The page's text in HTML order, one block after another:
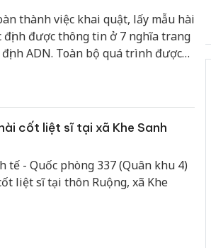
thành việc khai quật, lấy mẫu hài
được thông tin ở 7 nghĩa trang
ADN. Toàn bộ quá trình được
cốt liệt sĩ tại xã Khe Sanh
- Quốc phòng 337 (Quân khu 4)
liệt sĩ tại thôn Ruộng, xã Khe
Cà Mau: Tiêu hủy
công khai hàng ngàn
bảo vệ môi trường
kinh doanh